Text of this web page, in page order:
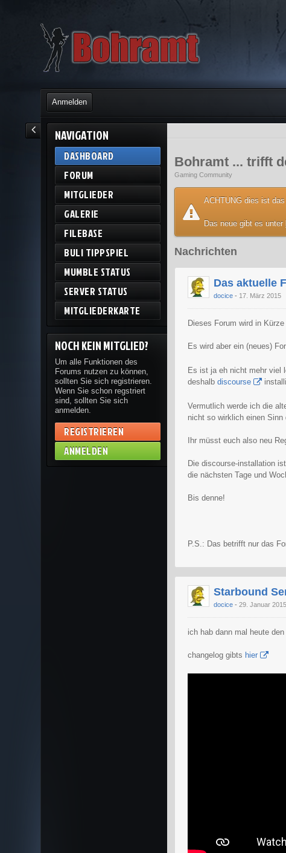
Anmelden
NAVIGATION
DASHBOARD
FORUM
MITGLIEDER
GALERIE
FILEBASE
BULI TIPPSPIEL
MUMBLE STATUS
SERVER STATUS
MITGLIEDERKARTE
NOCH KEIN MITGLIED?
Um alle Funktionen des
Forums nutzen zu können,
sollten Sie sich registrieren.
Wenn Sie schon regstriert
sind, sollten Sie sich
anmelden.
REGISTRIEREN
ANMELDEN
Bohramt ... trifft
Gaming Community
ACHTUNG dies ist
Das neue gibt es unter
Nachrichten
Das aktuelle
docice 17. März 2015
Dieses Forum wird in
Es wird aber ein (neues)
Es ist ja eh nicht mehr viel
deshalbdiscourse
Vermutlich werde ich die
nicht so wirklich einen
Ihr müsst euch also neu
Die discourse-installation
die nächsten Tage und
Bis denne!
P.S.: Das betrifft nur das
Starbound
docice 29. Januar 2015
ich hab dann mal heute
changelog gibts hier